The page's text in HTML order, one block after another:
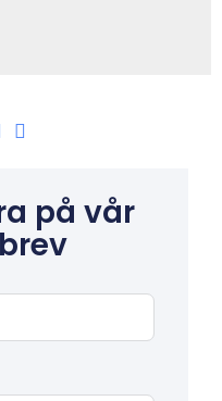
på vår